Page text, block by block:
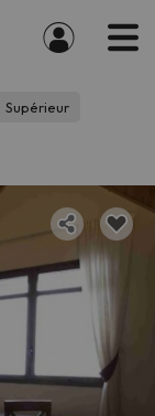
Supérieur